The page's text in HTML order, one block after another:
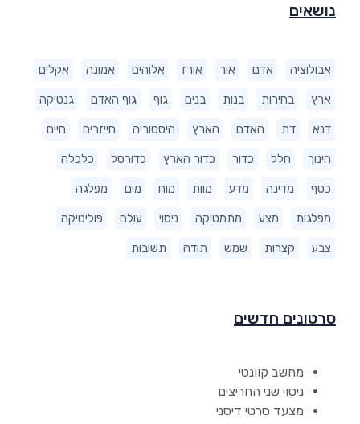
נושאים
אבולוציה אדם אור אורז אלוהים אמונה אקלים
ארץ בחירות בנות בנים גוף גוף האדם גנטיקה
דנא דת האדם הארץ היסטוריה חייזרים חיים
חינוך חלל כדור כדור הארץ כדורסל כלכלה
כסף מדינה מדע מוות מוח מים מפלגה
מפלגות מצע מתמטיקה ניסוי עולם פוליטיקה
צבע קצרות שמש תודה תשובות
סרטונים חדשים
מחשב קוונטי
ניסוי שני החריצים
מצעד סרטי דיסני